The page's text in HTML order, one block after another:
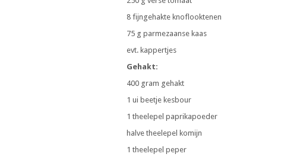
8 fijngehakte knoflooktenen
75 g parmezaanse kaas
evt. kappertjes
Gehakt:
400 gram gehakt
1 ui beetje kesbour
1 theelepel paprikapoeder
halve theelepel komijn
1 theelepel peper